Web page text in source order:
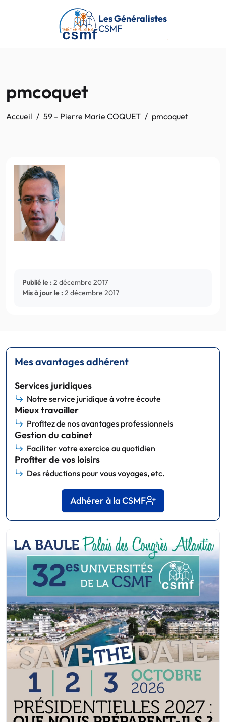
Passer au contenu principal
Les Généralistes
CSMF
pmcoquet
Accueil 59 – Pierre Marie COQUET pmcoquet
Publié le : 2 décembre 2017
Mis à jour le : 2 décembre 2017
Mes avantages adhérent
Services juridiques
Notre service juridique à votre écoute
Mieux travailler
Profitez de nos avantages professionnels
Gestion du cabinet
Faciliter votre exercice au quotidien
Profiter de vos loisirs
Des réductions pour vous voyages, etc.
Adhérer à la CSMF